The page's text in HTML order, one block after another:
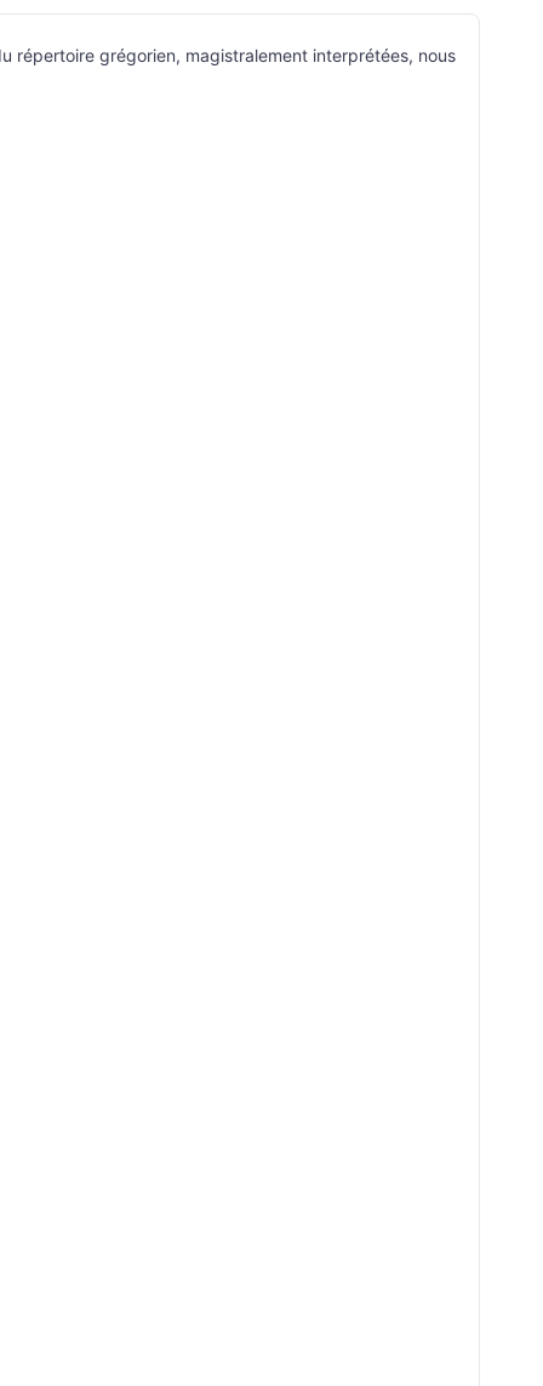
répertoire grégorien, magistralement interprétées, nous